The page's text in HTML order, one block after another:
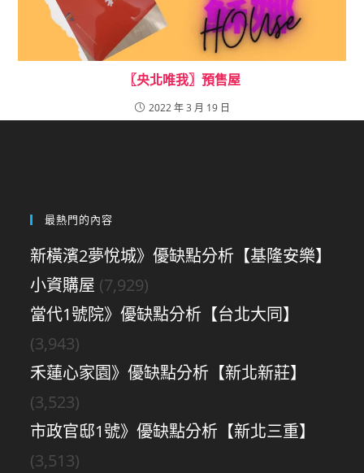
〖央北唯我〗預售屋
2022 年 3 月 19 日
最熱門的內容
新橫濱2夢悅城》優缺點分析【基隆安樂】
小資購屋 (7,929)
當代1號院》優缺點分析【台北大同】
(3,943)
禾蓮心家園》優缺點分析【新北新莊】
(3,523)
市政官邸1號》優缺點分析【新北三重】
(3,513)